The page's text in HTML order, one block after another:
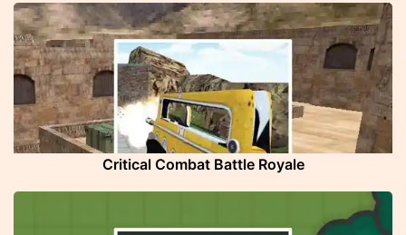
Critical Combat Battle Royale